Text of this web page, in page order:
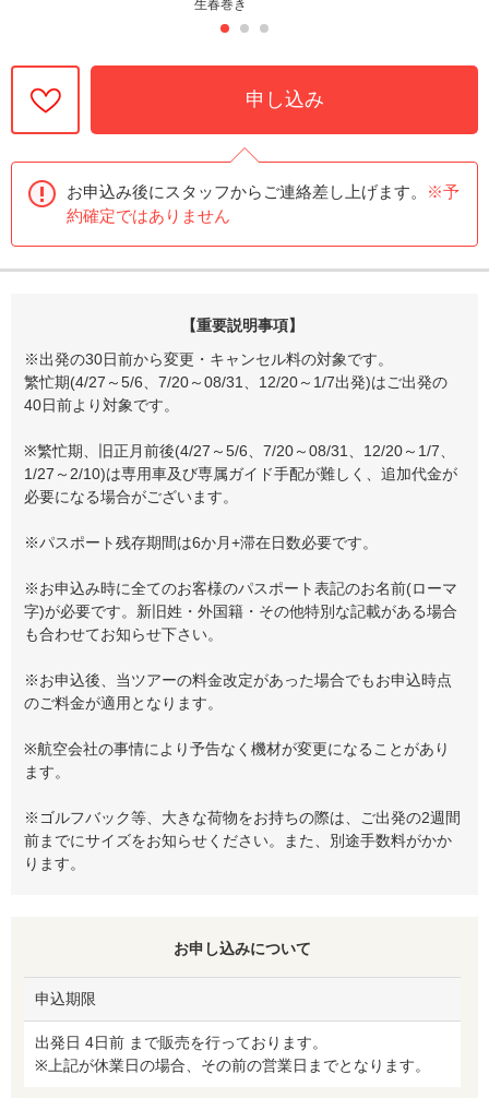
生春巻き
申し込み
お申込み後にスタッフからご連絡差し上げます。
※予
約確定ではありません
【重要説明事項】
※出発の30日前から変更・キャンセル料の対象です。
繁忙期(4/27～5/6、7/20～08/31、12/20～1/7出発)はご出発の
40日前より対象です。
※繁忙期、旧正月前後(4/27～5/6、7/20～08/31、12/20～1/7、
1/27～2/10)は専用車及び専属ガイド手配が難しく、追加代金が
必要になる場合がございます。
※パスポート残存期間は6か月+滞在日数必要です。
※お申込み時に全てのお客様のパスポート表記のお名前(ローマ
字)が必要です。新旧姓・外国籍・その他特別な記載がある場合
も合わせてお知らせ下さい。
※お申込後、当ツアーの料金改定があった場合でもお申込時点
のご料金が適用となります。
※航空会社の事情により予告なく機材が変更になることがあり
ます。
※ゴルフバック等、大きな荷物をお持ちの際は、ご出発の2週間
前までにサイズをお知らせください。また、別途手数料がかか
ります。
お申し込みについて
申込期限
出発日 4日前 まで販売を行っております。
※上記が休業日の場合、その前の営業日までとなります。